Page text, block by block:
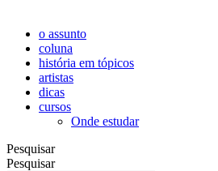
o assunto
coluna
história em tópicos
artistas
dicas
cursos
Onde estudar
Pesquisar
Pesquisar